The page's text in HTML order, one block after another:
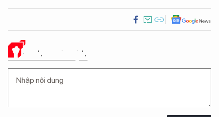
Ý KIẾN CỦA BẠN